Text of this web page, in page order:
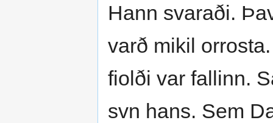
Hann svaraði.
varð mikil
fiolði var fallinn.
svn hans. Sem